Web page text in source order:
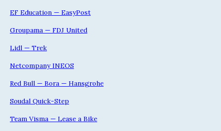
EF Education — EasyPost
Groupama — FDJ United
Lidl — Trek
Netcompany INEOS
Red Bull — Bora — Hansgrohe
Soudal Quick-Step
Team Visma — Lease a Bike